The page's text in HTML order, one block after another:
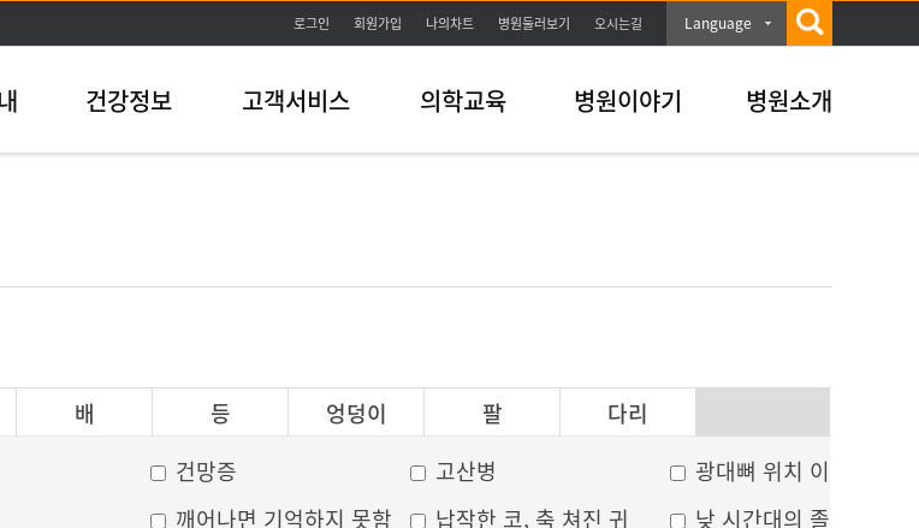
본문바로가기
로그인 회원가입 나의차트 병원둘러보기 오시는길 Language
건강정보 고객서비스 의학교육 병원이야기 병원소개
배 등 엉덩이 팔
다리
건망증 고산병
광대뼈 위치 이상
깨어나면 기억하지 못함 납작한 코, 축 쳐진 귀
낮 시간대의 졸음